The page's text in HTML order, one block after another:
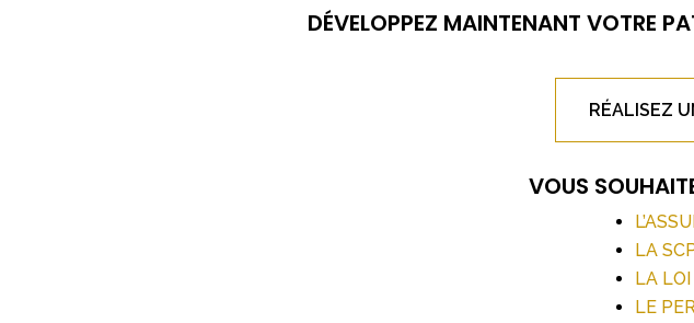
DÉVELOPPEZ MAINTENANT VOTRE
RÉALISEZ
VOUS
LA
LA
LE